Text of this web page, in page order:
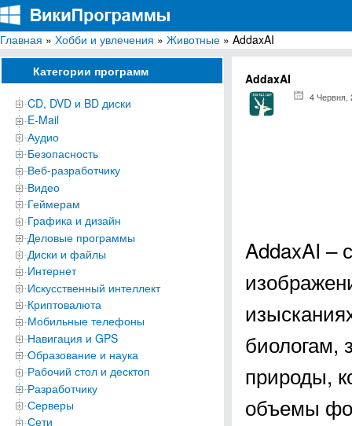
ВикиПрограммы
Энциклопедия бесплатных компьютерных программ для Windows
Главная » Хобби и увлечения » Животные » AddaxAI
Категории программ
CD, DVD и BD диски
E-Mail
Аудио
Безопасность
Веб-разработчику
Видео
Геймерам
Графика и дизайн
Деловые программы
Диски и файлы
Интернет
Искусственный интеллект
Криптовалюта
Мобильные телефоны
Навигация и GPS
Образование и наука
Рабочий стол и десктоп
Разработчику
Серверы
Сети
AddaxAI
4 Червня,
AddaxAI –
биологам,
природы,
объемы